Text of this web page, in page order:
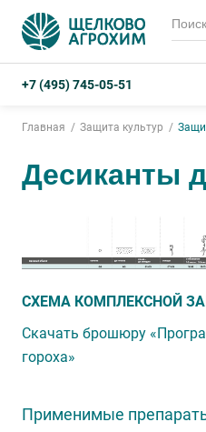
+7 (495) 745-05-51
Главная Защита культур
Десиканты
СХЕМА КОМПЛЕКСНОЙ
Скачать брошюру
гороха»
Применимые